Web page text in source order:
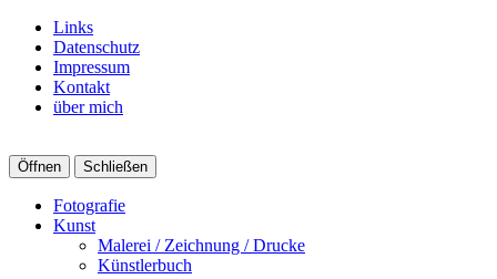
Links
Datenschutz
Impressum
Kontakt
über mich
Öffnen Schließen
Fotografie
Kunst
Malerei / Zeichnung / Drucke
Künstlerbuch